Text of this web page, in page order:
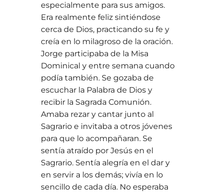
especialmente para sus amigos.
Era realmente feliz sintiéndose
cerca de Dios, practicando su fe y
creía en lo milagroso de la oración.
Jorge participaba de la Misa
Dominical y entre semana cuando
podía también. Se gozaba de
escuchar la Palabra de Dios y
recibir la Sagrada Comunión.
Amaba rezar y cantar junto al
Sagrario e invitaba a otros jóvenes
para que lo acompañaran. Se
sentía atraído por Jesús en el
Sagrario. Sentía alegría en el dar y
en servir a los demás; vivía en lo
sencillo de cada día. No esperaba